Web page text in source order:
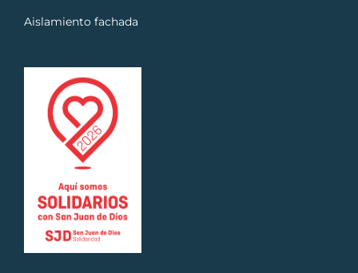
Aislamiento fachada